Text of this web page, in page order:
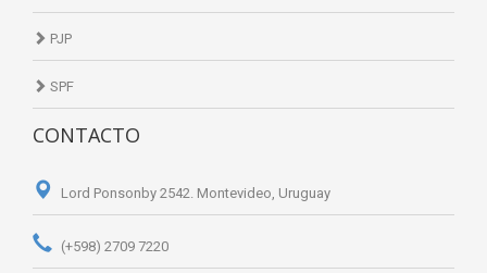
PJP
SPF
CONTACTO
Lord Ponsonby 2542. Montevideo, Uruguay
(+598) 2709 7220